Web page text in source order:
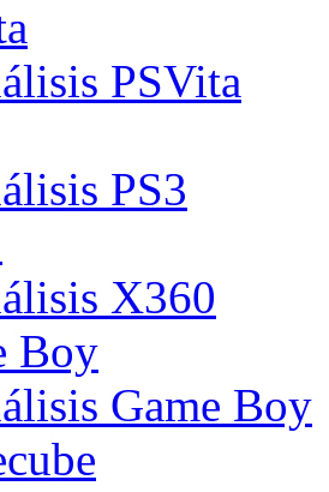
PSVita
PS3
X360
Boy
Game Boy